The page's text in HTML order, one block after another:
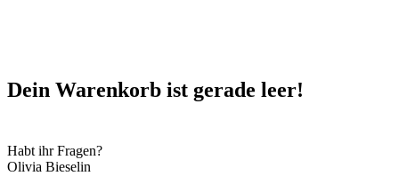
Dein Warenkorb ist gerade leer!
Habt ihr Fragen?
Olivia Bieselin